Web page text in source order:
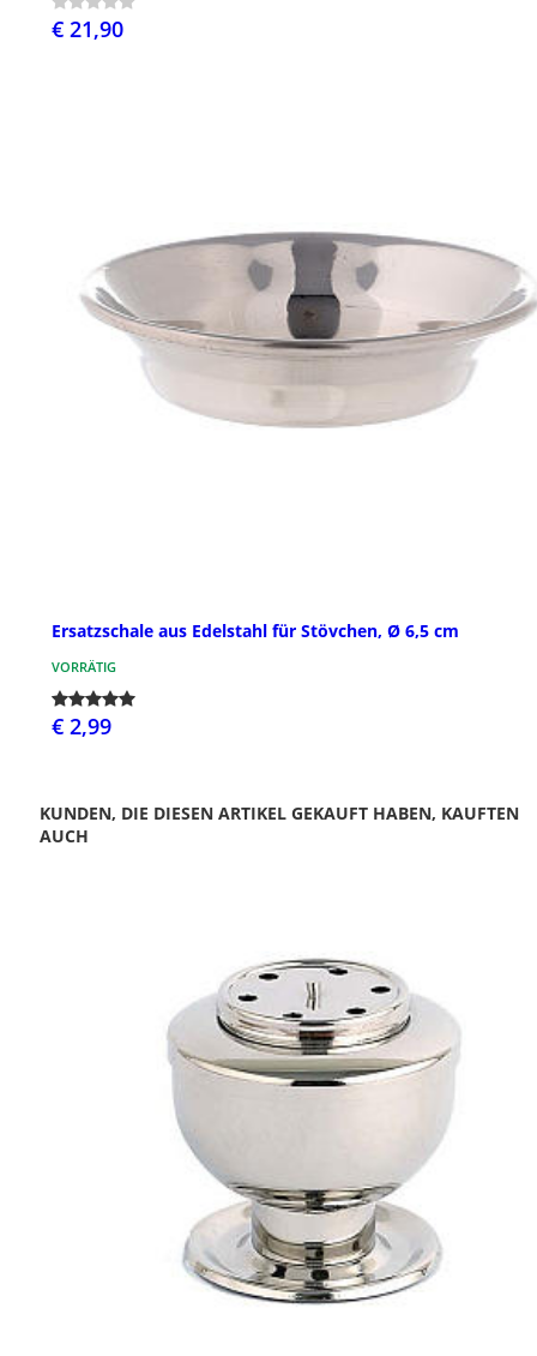
€ 21,90
Ersatzschale aus Edelstahl für Stövchen, Ø 6,5 cm
VORRÄTIG
€ 2,99
KUNDEN, DIE DIESEN ARTIKEL GEKAUFT HABEN, KAUFTEN
AUCH